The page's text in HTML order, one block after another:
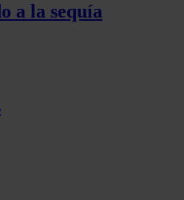
a la sequía